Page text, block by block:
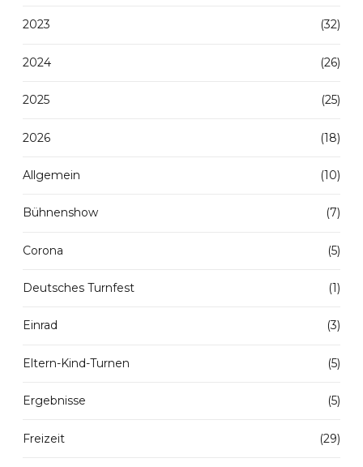
2023 (32)
2024 (26)
2025 (25)
2026 (18)
Allgemein (10)
Bühnenshow (7)
Corona (5)
Deutsches Turnfest (1)
Einrad (3)
Eltern-Kind-Turnen (5)
Ergebnisse (5)
Freizeit (29)